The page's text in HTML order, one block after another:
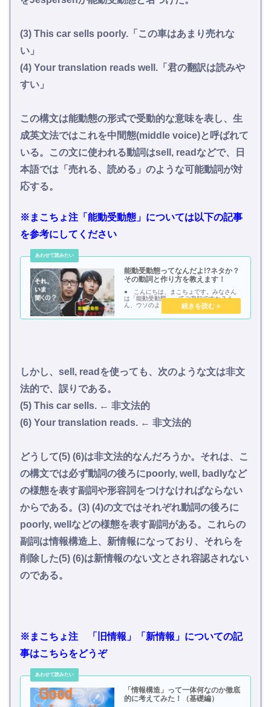
(3) This car sells poorly.「この車はあまり売れな
い」
(4) Your translation reads well.「君の翻訳は読みや
すい」
この構文は能動態の形式で受動的な意味を表し、生
成英文法ではこれを中間態(middle voice)と呼ばれて
いる。この文に使われる動詞はsell, readなどで、日
本語では「売れる、読める」のような可能動詞が対
応する。
※まこちょ注「能動受動態」については以下の記事
を参考にしてください
能動受動態ってなんだよ!?ネタか？
その動詞と作り方を教えます！
● こんにちは、まこちょです。みなさん
は「能動受動態」ってご存知ですか？う
ん、ウソのようなこの文法事項、実はしっ
かりとあるんですよね。じゃぁまずはこの
画像を貼らせてもらおうかな。能動受動態
しかし、sell, readを使っても、次のような文は非文
法的で、誤りである。
(5) This car sells. ← 非文法的
(6) Your translation reads. ← 非文法的
どうして(5) (6)は非文法的なんだろうか。それは、こ
の構文では必ず動詞の後ろにpoorly, well, badlyなど
の様態を表す副詞や形容詞をつけなければならない
からである。(3) (4)の文ではそれぞれ動詞の後ろに
poorly, wellなどの様態を表す副詞がある。これらの
副詞は情報構造上、新情報になっており、それらを
削除した(5) (6)は新情報のない文とされ容認されない
のである。
※まこちょ注 「旧情報」「新情報」についての記
事はこちらをどうぞ
「情報構造」って一体何なのか徹底
的に考えてみた！（基礎編）